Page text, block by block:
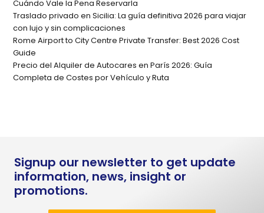
Cuándo Vale la Pena Reservarla
Traslado privado en Sicilia: La guía definitiva 2026 para viajar
con lujo y sin complicaciones
Rome Airport to City Centre Private Transfer: Best 2026 Cost
Guide
Precio del Alquiler de Autocares en París 2026: Guía
Completa de Costes por Vehículo y Ruta
Signup our newsletter to get update
information, news, insight or
promotions.